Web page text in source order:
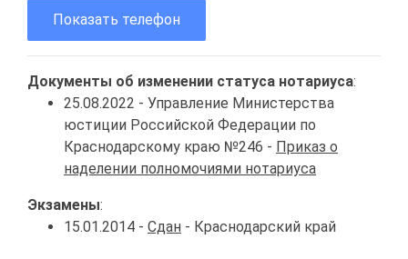
Показать телефон
Документы об изменении статуса нотариуса:
25.08.2022 - Управление Министерства
юстиции Российской Федерации по
Краснодарскому краю №246 - Приказ о
наделении полномочиями нотариуса
Экзамены:
15.01.2014 - Сдан - Краснодарский край